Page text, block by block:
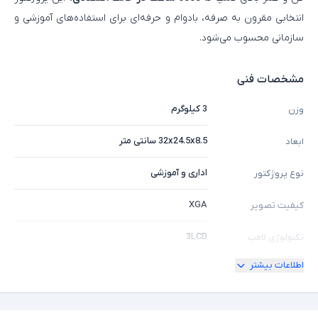
انتخابی مقرون‌ به‌ صرفه، بادوام و حرفه‌ای برای استفاده‌های آموزشی و
سازمانی محسوب می‌شود.
مشخصات فنی
وزن 3 کیلوگرم
ابعاد 32x24.5x8.5 سانتی متر
نوع پروژکتور اداری و آموزشی
کیفیت تصویر XGA
تکنولوژی لامپ 3LCD
شدت روشنایی
اطلاعات بیشتر